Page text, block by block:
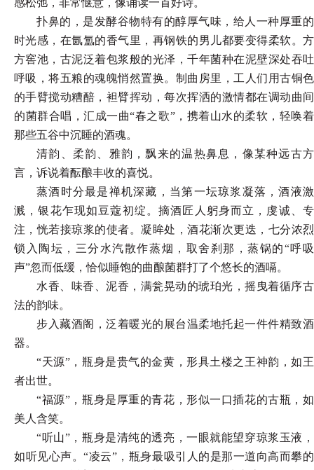
感松弛，非常惬意，像诵读一首好诗。
扑鼻的，是发酵谷物特有的醇厚气味，给人一种厚重的
时光感，在氤氲的香气里，再钢铁的男儿都要变得柔软。方
方窖池，古泥泛着包浆般的光泽，千年菌种在泥壁深处吞吐
呼吸，将五粮的魂魄悄然置换。制曲房里，工人们用古铜色
的手臂搅动糟醅，袒臂挥动，每次挥洒的激情都在调动曲间
的菌群合唱，汇成一曲“春之歌”，携着山水的柔软，轻唤着
那些五谷中沉睡的酒魂。
清韵、柔韵、雅韵，飘来的温热鼻息，像某种远古方
言，诉说着酝酿丰收的喜悦。
蒸酒时分最是禅机深藏，当第一坛琼浆凝落，酒液激
溅，银花乍现如豆蔻初绽。摘酒匠人躬身而立，虔诚、专
注，恍若接琼浆的使者。凝眸处，酒花渐次更迭，七分浓烈
锁入陶坛，三分水汽散作蒸烟，取舍刹那，蒸锅的“呼吸
声”忽而低缓，恰似睡饱的曲酿菌群打了个悠长的酒嗝。
水香、味香、泥香，满瓮晃动的琥珀光，摇曳着循序古
法的韵味。
步入藏酒阁，泛着暖光的展台温柔地托起一件件精致酒
器。
“天源”，瓶身是贵气的金黄，形具土楼之王神韵，如王
者出世。
“福源”，瓶身是厚重的青花，形似一口插花的古瓶，如
美人含笑。
“听山”，瓶身是清纯的透亮，一眼就能望穿琼浆玉液，
如听见心声。“凌云”，瓶身最吸引人的是那一道向高而攀的